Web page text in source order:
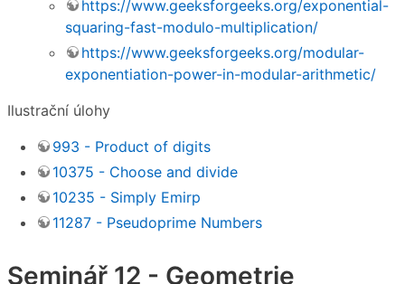
https://www.geeksforgeeks.org/exponential-
squaring-fast-modulo-multiplication/
https://www.geeksforgeeks.org/modular-
exponentiation-power-in-modular-arithmetic/
Ilustrační úlohy
993 - Product of digits
10375 - Choose and divide
10235 - Simply Emirp
11287 - Pseudoprime Numbers
Seminář 12 - Geometrie